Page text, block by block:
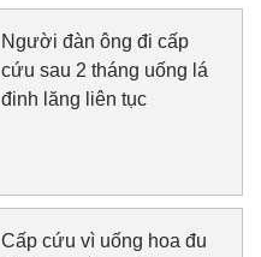
Người đàn ông đi cấp
cứu sau 2 tháng uống lá
đinh lăng liên tục
Cấp cứu vì uống hoa đu